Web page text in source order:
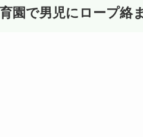
園で男児にロープ絡